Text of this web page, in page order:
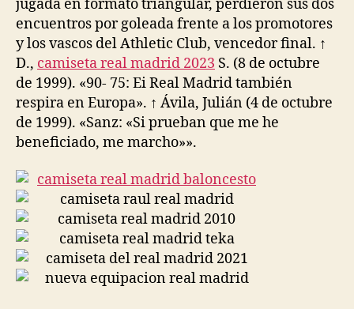
jugada en formato triangular, perdieron sus dos
encuentros por goleada frente a los promotores
y los vascos del Athletic Club, vencedor final. ↑
D., camiseta real madrid 2023 S. (8 de octubre
de 1999). «90- 75: Ei Real Madrid también
respira en Europa». ↑ Ávila, Julián (4 de octubre
de 1999). «Sanz: «Si prueban que me he
beneficiado, me marcho»».